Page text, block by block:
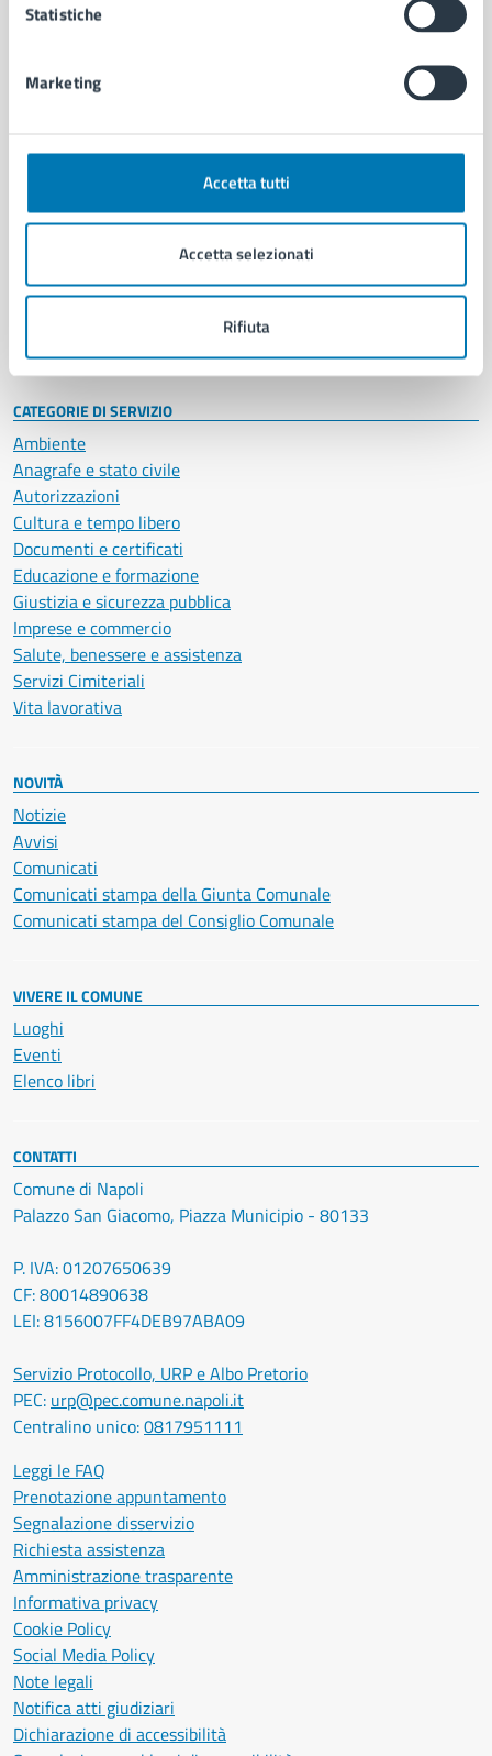
Statistiche
Marketing
Accetta tutti
Accetta selezionati
Rifiuta
Comune di Napoli
AMMINISTRAZIONE
Organi di governo
Enti e fondazioni
Personale amministrativo
Intranet, posta aziendale e protocollo
CATEGORIE DI SERVIZIO
Ambiente
Anagrafe e stato civile
Autorizzazioni
Cultura e tempo libero
Documenti e certificati
Educazione e formazione
Giustizia e sicurezza pubblica
Imprese e commercio
Salute, benessere e assistenza
Servizi Cimiteriali
Vita lavorativa
NOVITÀ
Notizie
Avvisi
Comunicati
Comunicati stampa della Giunta Comunale
Comunicati stampa del Consiglio Comunale
VIVERE IL COMUNE
Luoghi
Eventi
Elenco libri
CONTATTI
Comune di Napoli
Palazzo San Giacomo, Piazza Municipio - 80133
P. IVA: 01207650639
CF: 80014890638
LEI: 8156007FF4DEB97ABA09
Servizio Protocollo, URP e Albo Pretorio
PEC: urp@pec.comune.napoli.it
Centralino unico:0817951111
Leggi le FAQ
Prenotazione appuntamento
Segnalazione disservizio
Richiesta assistenza
Amministrazione trasparente
Informativa privacy
Cookie Policy
Social Media Policy
Note legali
Notifica atti giudiziari
Dichiarazione di accessibilità